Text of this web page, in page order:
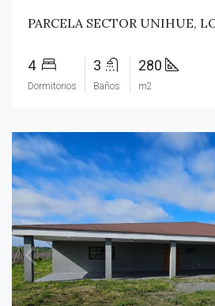
4
Dormitorios
3
Baños
280
m2